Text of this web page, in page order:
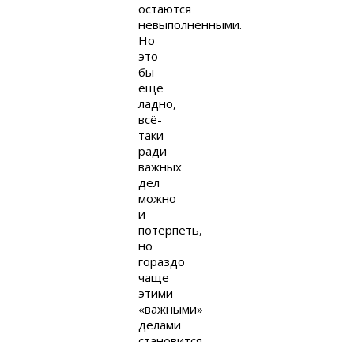
остаются
невыполненными.
Но
это
бы
ещё
ладно,
всё-
таки
ради
важных
дел
можно
и
потерпеть,
но
гораздо
чаще
этими
«важными»
делами